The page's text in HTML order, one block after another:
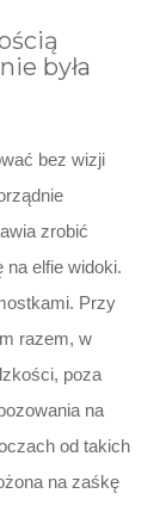
była
bez wizji
zrobić
na elfie widoki.
Przy
razem, w
poza
na
od takich
na zaśkę